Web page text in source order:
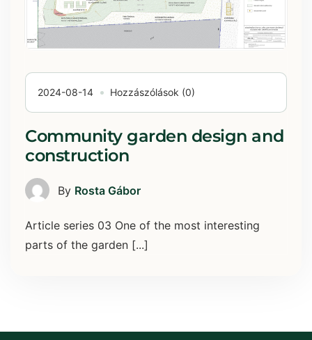
2024-08-14 Hozzászólások (0)
Community garden design and
construction
By Rosta Gábor
Article series 03 One of the most interesting
parts of the garden [...]